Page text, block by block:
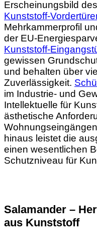
Erscheinungsbild
Kunststoff-
Mehrkammerprofil
der EU-
Kunststoff-
gewissen
und behalten über
Zuverlässigkeit.
im Industrie- und
Intellektuelle für
ästhetische
hinaus leistet die
einen wesentlichen
Schutzniveau für
Salamander –
aus Kunststoff